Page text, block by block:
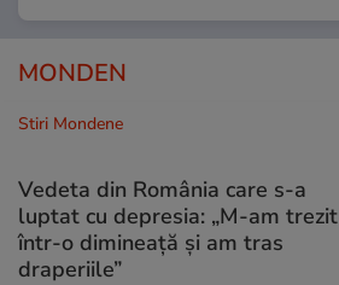
MONDEN
Stiri Mondene
Vedeta din România care s-a
luptat cu depresia: „M-am trezit
într-o dimineață și am tras
draperiile”